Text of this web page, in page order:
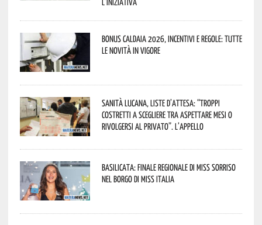
Bonus caldaia 2026, incentivi e regole: tutte
le novità in vigore
Sanità lucana, liste d’attesa: “Troppi
costretti a scegliere tra aspettare mesi o
rivolgersi al privato”. L’appello
Basilicata: finale regionale di Miss Sorriso
nel borgo di Miss Italia